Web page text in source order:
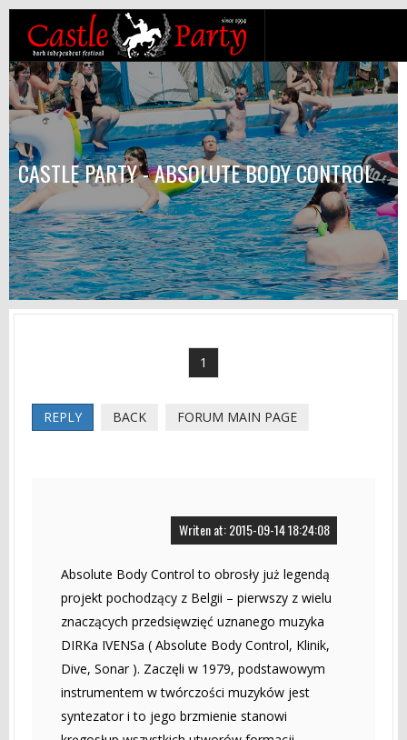
CASTLE PARTY - ABSOLUTE BODY CONTROL
1
REPLY BACK FORUM MAIN PAGE
Writen at: 2015-09-14 18:24:08
Absolute Body Control to obrosły już legendą
projekt pochodzący z Belgii – pierwszy z wielu
znaczących przedsięwzięć uznanego muzyka
DIRKa IVENSa ( Absolute Body Control, Klinik,
Dive, Sonar ). Zaczęli w 1979, podstawowym
instrumentem w twórczości muzyków jest
syntezator i to jego brzmienie stanowi